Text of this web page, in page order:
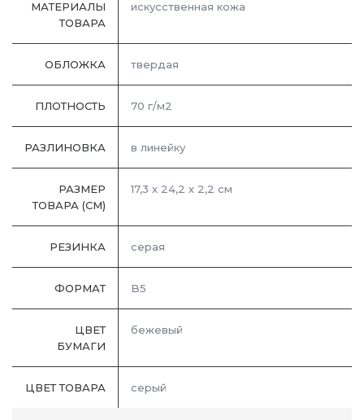
МАТЕРИАЛЫ
ТОВАРА
искусственная кожа
ОБЛОЖКА твердая
ПЛОТНОСТЬ 70 г/м2
РАЗЛИНОВКА в линейку
РАЗМЕР
ТОВАРА (СМ)
17,3 х 24,2 х 2,2 см
РЕЗИНКА серая
ФОРМАТ B5
ЦВЕТ
БУМАГИ
бежевый
ЦВЕТ ТОВАРА серый